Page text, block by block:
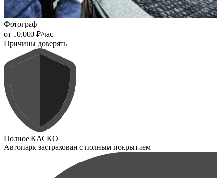
Фотограф
от 10.000 ₽/час
Причины доверять
Полное КАСКО
Автопарк застрахован с полным покрытием